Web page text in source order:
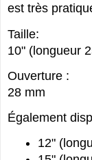
est très
Taille:
10" (longueur
Ouverture :
28 mm
Également
12"